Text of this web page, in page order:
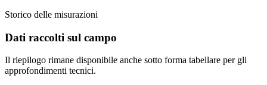
Storico delle misurazioni
Dati raccolti sul campo
Il riepilogo rimane disponibile anche sotto forma tabellare per gli
approfondimenti tecnici.